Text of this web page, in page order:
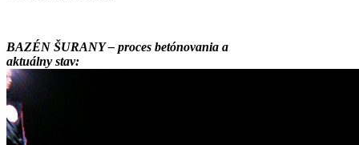
BAZÉN ŠURANY – proces betónovania a
aktuálny stav: